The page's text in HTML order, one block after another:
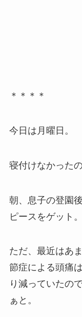
＊＊＊＊
今日は月曜日。
寝付けなかった
朝、息子の登園
ピースをゲット。
ただ、最近はあ
節症による頭痛
り減っていたの
ぁと。